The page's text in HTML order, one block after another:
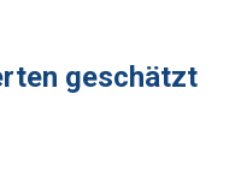
geschätzt